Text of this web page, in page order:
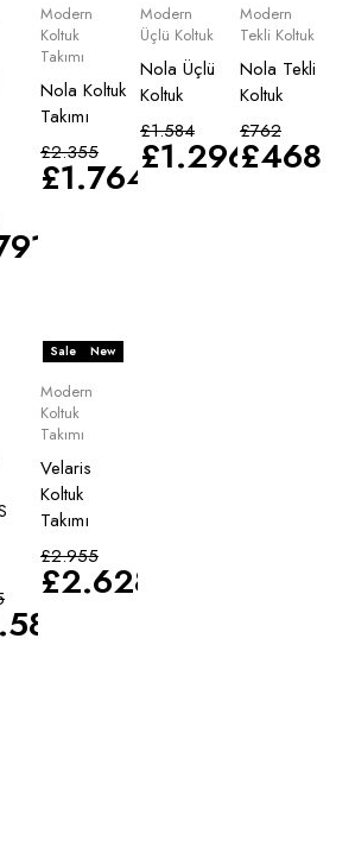
Modern
Koltuk
Takımı
Nola Koltuk
Takımı
£2.355
£1.764
Modern
Üçlü Koltuk
Nola Üçlü
Koltuk
£1.584
£1.296
Modern
Tekli Koltuk
Nola Tekli
Koltuk
£762
£468
Sale New
Modern
Koltuk
Takımı
Velaris
Koltuk
Takımı
£2.955
£2.628